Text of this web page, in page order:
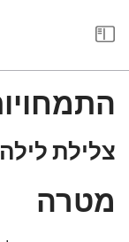
צלילת
מטרה